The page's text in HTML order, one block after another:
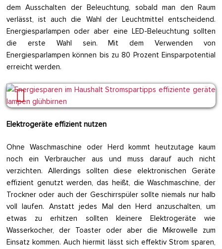
dem Ausschalten der Beleuchtung, sobald man den Raum
verlässt, ist auch die Wahl der Leuchtmittel entscheidend.
Energiesparlampen oder aber eine LED-Beleuchtung sollten
die erste Wahl sein. Mit dem Verwenden von
Energiesparlampen können bis zu 80 Prozent Einsparpotential
erreicht werden.
Elektrogeräte effizient nutzen
Ohne Waschmaschine oder Herd kommt heutzutage kaum
noch ein Verbraucher aus und muss darauf auch nicht
verzichten. Allerdings sollten diese elektronischen Geräte
effizient genutzt werden, das heißt, die Waschmaschine, der
Trockner oder auch der Geschirrspüler sollte niemals nur halb
voll laufen. Anstatt jedes Mal den Herd anzuschalten, um
etwas zu erhitzen sollten kleinere Elektrogeräte wie
Wasserkocher, der Toaster oder aber die Mikrowelle zum
Einsatz kommen. Auch hiermit lässt sich effektiv Strom sparen,